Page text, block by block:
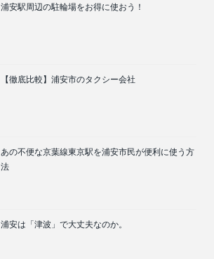
浦安駅周辺の駐輪場をお得に使おう！
【徹底比較】浦安市のタクシー会社
あの不便な京葉線東京駅を浦安市民が便利に使う方
法
浦安は「津波」で大丈夫なのか。